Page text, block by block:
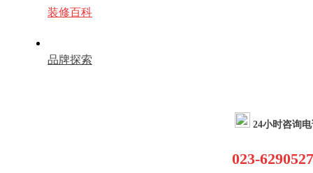
装修百科
品牌探索
24小时咨询
023-